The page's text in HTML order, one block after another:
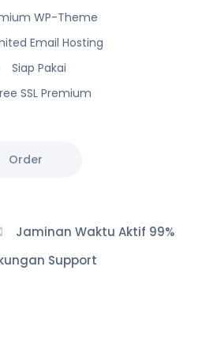
WP-Theme
Email Hosting
Siap Pakai
SSL Premium
Order
Jaminan Waktu Aktif 99%
Support